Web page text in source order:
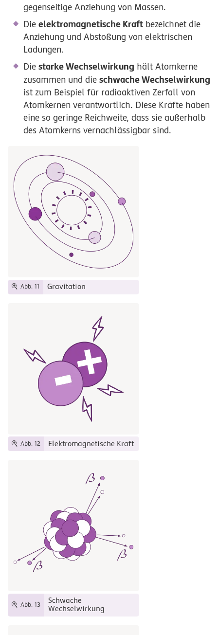
gegenseitige Anziehung von Massen.
Die elektromagnetische Kraft bezeichnet die
Anziehung und Abstoßung von elektrischen
Ladungen.
Die starke Wechselwirkung hält Atomkerne
zusammen und die schwache Wechselwirkung
ist zum Beispiel für radioaktiven Zerfall von
Atomkernen verantwortlich. Diese Kräfte haben
eine so geringe Reichweite, dass sie außerhalb
des Atomkerns vernachlässigbar sind.
Abb. 11 Gravitation
Abb. 12 Elektromagnetische Kraft
Abb. 13
Schwache
Wechselwirkung